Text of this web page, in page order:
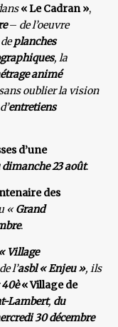
« Le Cadran »,
– de l’oeuvre
planches
, la
animé
oublier la vision
entretiens
d’une
dimanche 23 août.
des
«Grand
.
Village
l’asbl « Enjeu », ils
40è« Village de
Lambert, du
30 décembre